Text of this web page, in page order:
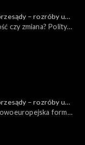
– rozróby u
czy zmiana? Polityka
– rozróby u
forma